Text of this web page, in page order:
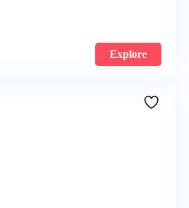
Explore